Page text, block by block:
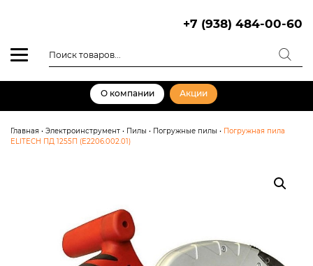
+7 (938) 484-00-60
товаров
О компании Акции
Главная • Электроинструмент • Пилы • Погружные пилы • Погружная пила
ELITECH ПД 1255П (E2206.002.01)